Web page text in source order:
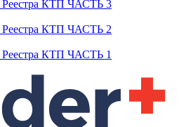
Реестра КТП ЧАСТЬ 3
Реестра КТП ЧАСТЬ 2
Реестра КТП ЧАСТЬ 1